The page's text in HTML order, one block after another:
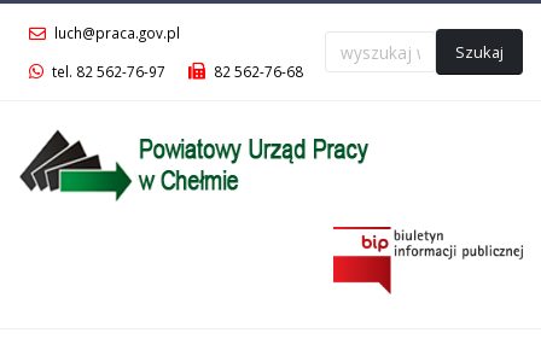
luch@praca.gov.pl
tel. 82 562-76-97
82 562-76-68
Szukaj